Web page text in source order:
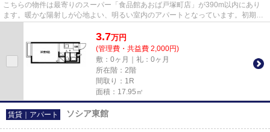
こちらの物件は最寄りのスーパー「食品館あおば戸塚町店」が390m以内にあり
ます。暖かな陽射しが心地よい、明るい室内のアパートとなっています。初期費
3.7万円
(管理費・共益費 2,000円)
敷：0ヶ月｜礼：0ヶ月
所在階：2階
間取り：1R
面積：17.95㎡
賃貸｜アパート ソシア東館